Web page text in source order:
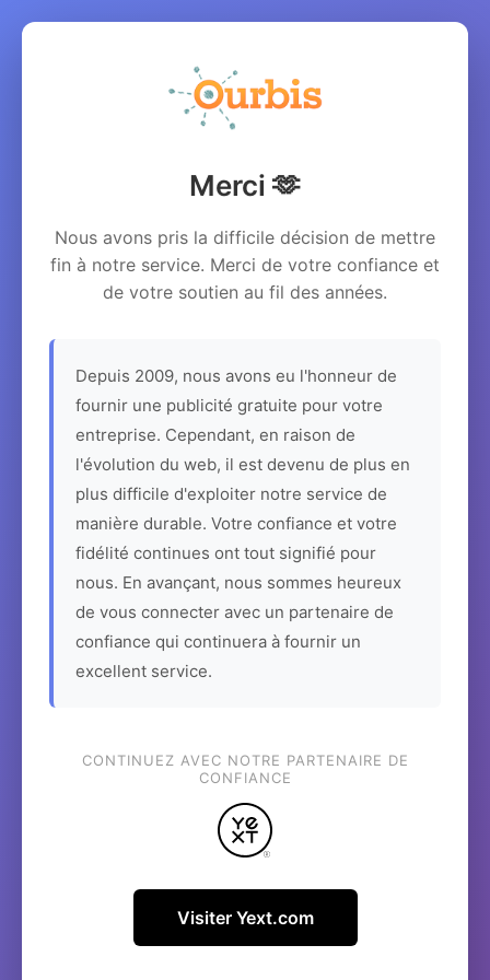
Merci 🫶
Nous avons pris la difficile décision de mettre
fin à notre service. Merci de votre confiance et
de votre soutien au fil des années.
Depuis 2009, nous avons eu l'honneur de
fournir une publicité gratuite pour votre
entreprise. Cependant, en raison de
l'évolution du web, il est devenu de plus en
plus difficile d'exploiter notre service de
manière durable. Votre confiance et votre
fidélité continues ont tout signifié pour
nous. En avançant, nous sommes heureux
de vous connecter avec un partenaire de
confiance qui continuera à fournir un
excellent service.
CONTINUEZ AVEC NOTRE PARTENAIRE DE
CONFIANCE
Visiter Yext.com